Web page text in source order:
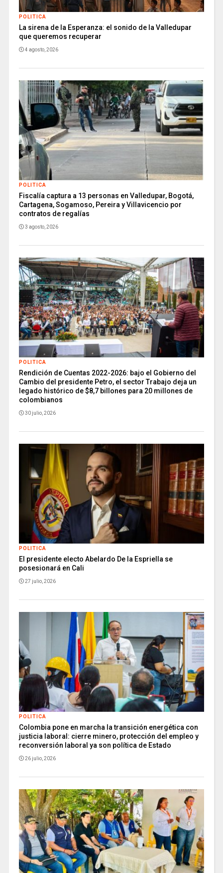
POLITICA
La sirena de la Esperanza: el sonido de la Valledupar
que queremos recuperar
4 agosto, 2026
POLITICA
Fiscalía captura a 13 personas en Valledupar, Bogotá,
Cartagena, Sogamoso, Pereira y Villavicencio por
contratos de regalías
3 agosto, 2026
POLITICA
Rendición de Cuentas 2022-2026: bajo el Gobierno del
Cambio del presidente Petro, el sector Trabajo deja un
legado histórico de $8,7 billones para 20 millones de
colombianos
30 julio, 2026
POLITICA
El presidente electo Abelardo De la Espriella se
posesionará en Cali
27 julio, 2026
POLITICA
Colombia pone en marcha la transición energética con
justicia laboral: cierre minero, protección del empleo y
reconversión laboral ya son política de Estado
26 julio, 2026